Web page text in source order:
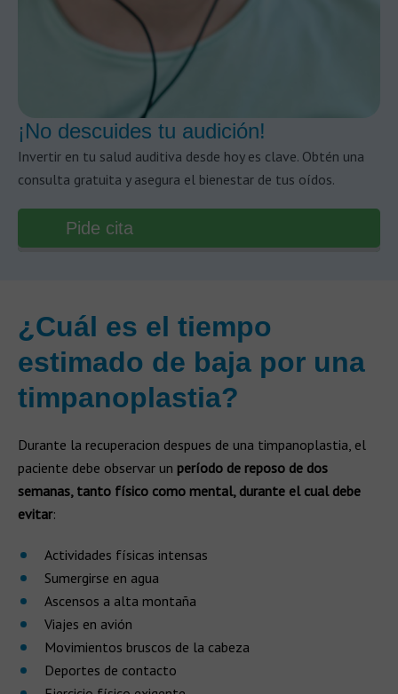
¡No descuides tu audición!
Invertir en tu salud auditiva desde hoy es clave. Obtén una
consulta gratuita y asegura el bienestar de tus oídos.
Pide cita
¿Cuál es el tiempo
estimado de baja por una
timpanoplastia?
Durante la recuperacion despues de una timpanoplastia, el
paciente debe observar un período de reposo de dos
semanas, tanto físico como mental, durante el cual debe
evitar:
Actividades físicas intensas
Sumergirse en agua
Ascensos a alta montaña
Viajes en avión
Movimientos bruscos de la cabeza
Deportes de contacto